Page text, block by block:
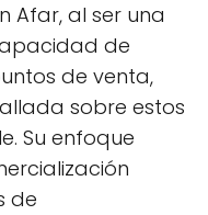
Afar, al ser una
de
de venta,
sobre estos
Su enfoque
de